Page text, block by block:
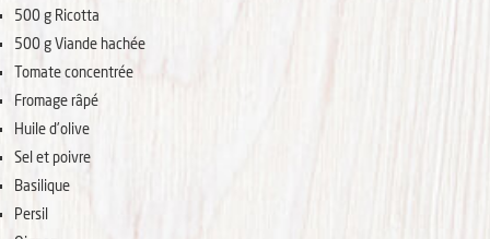
500g Ricotta
500gViande hachée
Tomate concentrée
Fromage râpé
Huile d'olive
Sel et poivre
Basilique
Persil